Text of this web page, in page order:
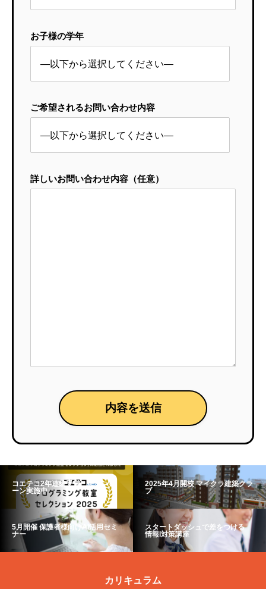
お子様の学年
ご希望されるお問い合わせ内容
詳しいお問い合わせ内容（任意）
コエテコ2年連続受賞 キャンペ
ーン実施中
2025年4月開校 マイクラ建築クラ
ブ
5月開催 保護者様向けAI活用セミ
ナー
スタートダッシュで差をつける
情報I対策講座
カリキュラム